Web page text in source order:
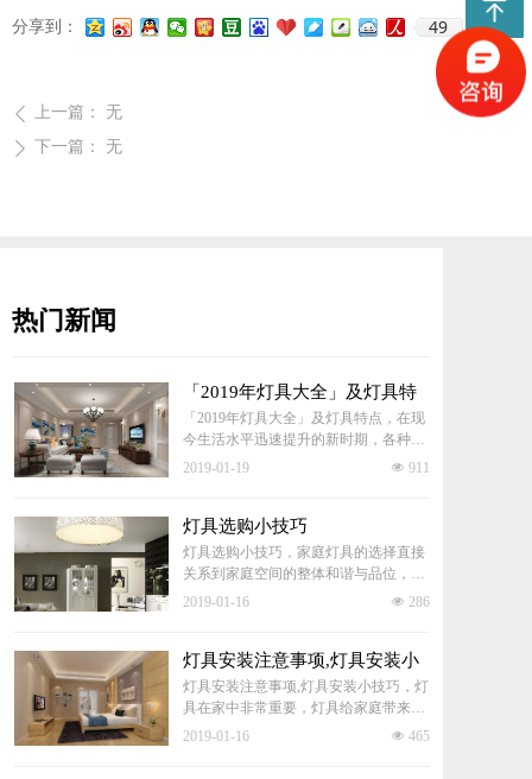
分享到： 49
ꄴ 上一篇： 无
ꄲ 下一篇： 无
「2019年灯具大全」及灯具特
点
「2019年灯具大全」及灯具特点，在现
今生活水平迅速提升的新时期，各种各
样的灯具的应用已经成为不可阻挡的必
无论是基础的照明功能，还是装饰装修
的功能，都可以完美的结合起来。
넶 911
2019-01-19
灯具选购小技巧
灯具选购小技巧，家庭灯具的选择直接
关系到家庭空间的整体和谐与品位，下
面一起看下客厅、卧室、卫生间的选择
넶 286
2019-01-16
灯具安装注意事项,灯具安装小
技巧
灯具安装注意事项,灯具安装小技巧，灯
具在家中非常重要，灯具给家庭带来光
源，照明了整个房屋，可以说灯具照明
넶 465
2019-01-16
热门新闻